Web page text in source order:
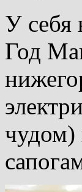
У себя
Год
чудом)